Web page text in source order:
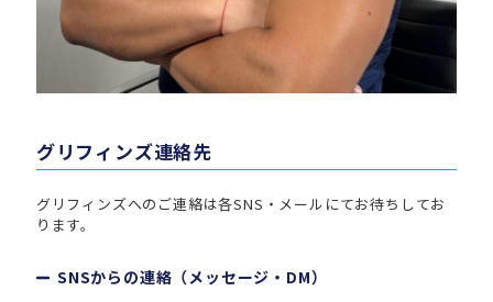
グリフィンズ連絡先
グリフィンズへのご連絡は各SNS・メールにてお待ちしてお
ります。
SNSからの連絡（メッセージ・DM）